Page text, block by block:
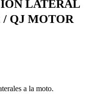
LATERAL
QJ MOTOR
a la moto.